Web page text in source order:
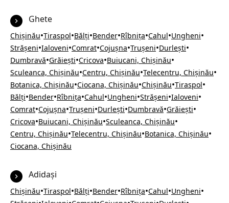
Ghete
Chișinău•Tiraspol•Bălți•Bender•Rîbnița•Cahul•Ungheni•
Strășeni•Ialoveni•Comrat•Cojușna•Trușeni•Durlești•
Dumbravă•Grăiești•Cricova•Buiucani, Chișinău•
Sculeanca, Chișinău•Centru, Chișinău•Telecentru, Chișinău•
Botanica, Chișinău•Ciocana, Chișinău•Chișinău•Tiraspol•
Bălți•Bender•Rîbnița•Cahul•Ungheni•Strășeni•Ialoveni•
Comrat•Cojușna•Trușeni•Durlești•Dumbravă•Grăiești•
Cricova•Buiucani, Chișinău•Sculeanca, Chișinău•
Centru, Chișinău•Telecentru, Chișinău•Botanica, Chișinău•
Ciocana, Chișinău
Adidași
Chișinău•Tiraspol•Bălți•Bender•Rîbnița•Cahul•Ungheni•